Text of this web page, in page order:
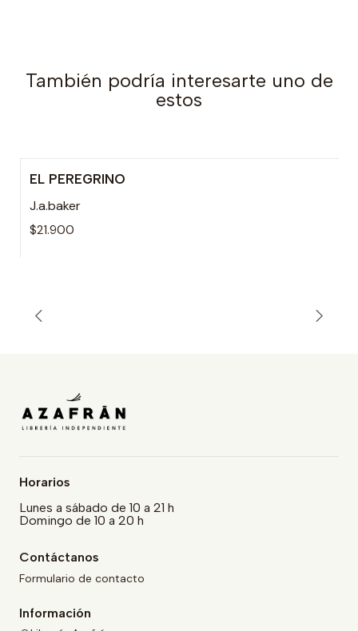
También podría interesarte uno de
estos
EL PEREGRINO
J.a.baker
$21.900
Horarios
Lunes a sábado de 10 a 21 h
Domingo de 10 a 20 h
Contáctanos
Formulario de contacto
Información